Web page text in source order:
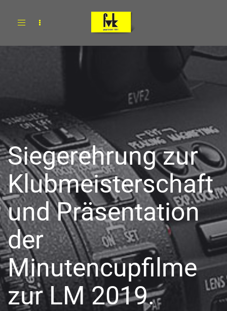
Toggle
Siegerehrung zur
Klubmeisterschaft
und Präsentation
der
Minutencupfilme
zur LM 2019.